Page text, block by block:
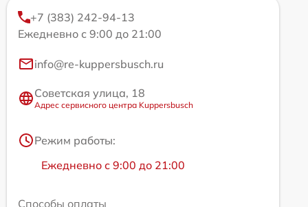
+7 (383) 242-94-13
Ежедневно с 9:00 до 21:00
info@re-kuppersbusch.ru
Советская улица, 18
Адрес сервисного центра Kuppersbusch
Режим работы:
Ежедневно с 9:00 до 21:00
Способы оплаты